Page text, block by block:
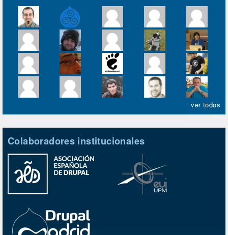
ver todos
Colaboradores institucionales